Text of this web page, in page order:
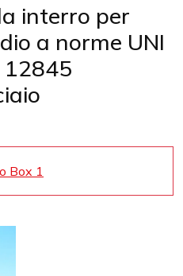
interro per
a norme UNI
12845
Box 1